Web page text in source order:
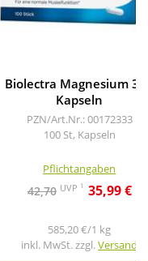
Biolectra Magnesium
Kapseln
PZN/Art.Nr.: 00172333
100 St, Kapseln
Pflichtangaben
42,70 UVP 1 35,99 €
585,20 €/1 kg
inkl. MwSt. zzgl.Versand